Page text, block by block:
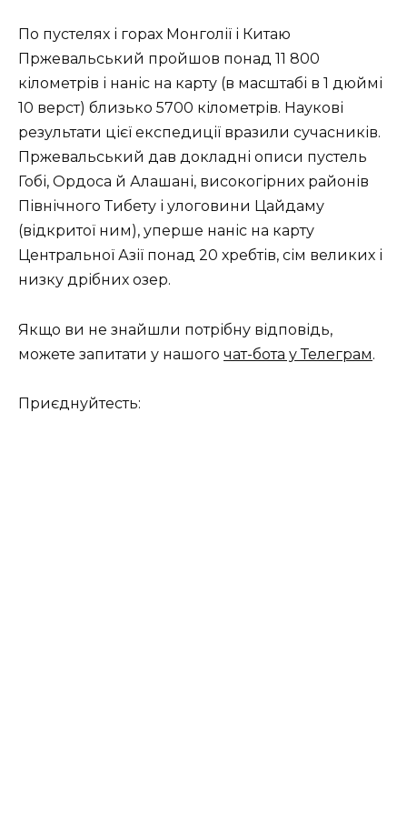
По пустелях і горах Монголії і Китаю
Пржевальський пройшов понад 11 800
кілометрів і наніс на карту (в масштабі в 1 дюймі
10 верст) близько 5700 кілометрів. Наукові
результати цієї експедиції вразили сучасників.
Пржевальський дав докладні описи пустель
Гобі, Ордоса й Алашані, високогірних районів
Північного Тибету і улоговини Цайдаму
(відкритої ним), уперше наніс на карту
Центральної Азії понад 20 хребтів, сім великих і
низку дрібних озер.
Якщо ви не знайшли потрібну відповідь,
можете запитати у нашого чат-бота у Телеграм.
Приєднуйтесть: